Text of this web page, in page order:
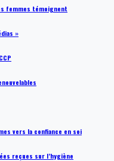
femmes témoignent
»
vers la confiance en soi
reçues sur l’hygiène